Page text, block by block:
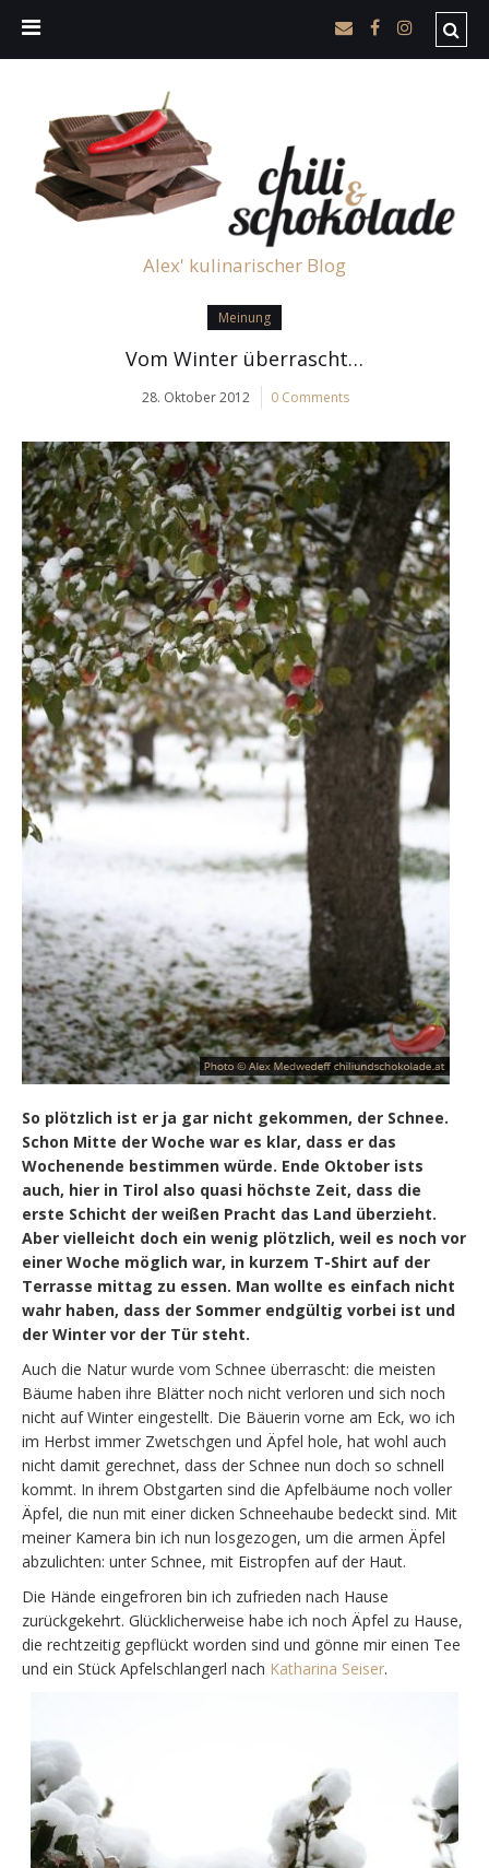
Alex' kulinarischer Blog
Meinung
Vom Winter überrascht…
28. Oktober 2012 0 Comments
So plötzlich ist er ja gar nicht gekommen, der Schnee.
Schon Mitte der Woche war es klar, dass er das
Wochenende bestimmen würde. Ende Oktober ists
auch, hier in Tirol also quasi höchste Zeit, dass die
erste Schicht der weißen Pracht das Land überzieht.
Aber vielleicht doch ein wenig plötzlich, weil es noch vor
einer Woche möglich war, in kurzem T-Shirt auf der
Terrasse mittag zu essen. Man wollte es einfach nicht
wahr haben, dass der Sommer endgültig vorbei ist und
der Winter vor der Tür steht.
Auch die Natur wurde vom Schnee überrascht: die meisten
Bäume haben ihre Blätter noch nicht verloren und sich noch
nicht auf Winter eingestellt. Die Bäuerin vorne am Eck, wo ich
im Herbst immer Zwetschgen und Äpfel hole, hat wohl auch
nicht damit gerechnet, dass der Schnee nun doch so schnell
kommt. In ihrem Obstgarten sind die Apfelbäume noch voller
Äpfel, die nun mit einer dicken Schneehaube bedeckt sind. Mit
meiner Kamera bin ich nun losgezogen, um die armen Äpfel
abzulichten: unter Schnee, mit Eistropfen auf der Haut.
Die Hände eingefroren bin ich zufrieden nach Hause
zurückgekehrt. Glücklicherweise habe ich noch Äpfel zu Hause,
die rechtzeitig gepflückt worden sind und gönne mir einen Tee
und ein Stück Apfelschlangerl nach Katharina Seiser.